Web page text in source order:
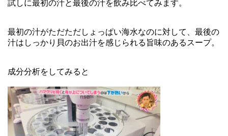
試しに最初の汁と最後の汁を飲み比べてみます。
最初の汁がただただしょっぱい海水なのに対して、最後の
汁はしっかり貝のお出汁を感じられる旨味のあるスープ。
成分分析をしてみると